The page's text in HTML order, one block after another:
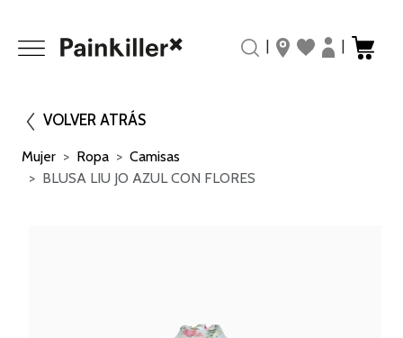
VOLVER ATRÁS
Mujer Ropa
Camisas
BLUSA LIU JO AZUL CON FLORES